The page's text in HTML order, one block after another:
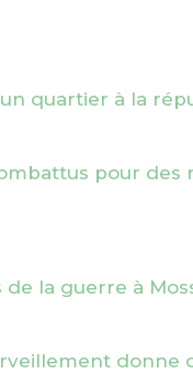
quartier à la
pour des
la guerre à
donne